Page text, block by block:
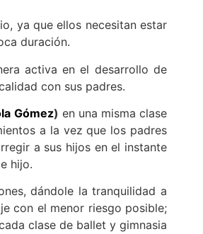
ya que ellos necesitan estar
duración.
activa en el desarrollo de
con sus padres.
Gómez) en una misma clase
a la vez que los padres
a sus hijos en el instante
hijo.
dándole la tranquilidad a
con el menor riesgo posible;
clase de ballet y gimnasia